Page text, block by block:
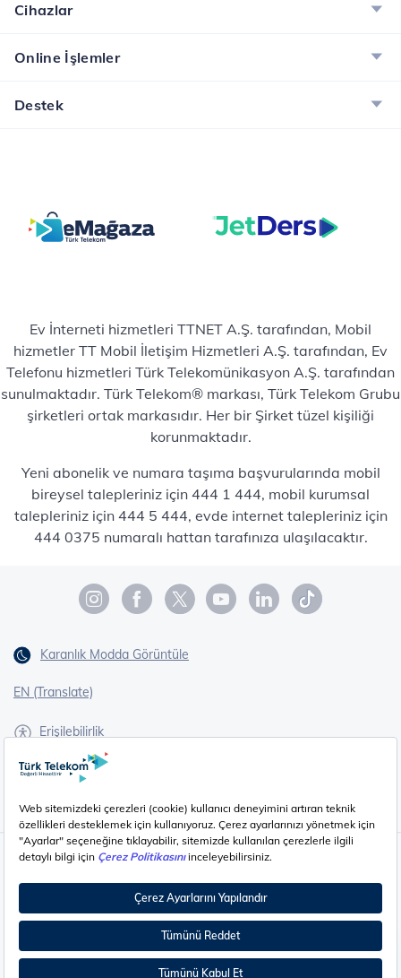
Cihazlar
Online İşlemler
Destek
Ev İnterneti hizmetleri TTNET A.Ş. tarafından, Mobil
hizmetler TT Mobil İletişim Hizmetleri A.Ş. tarafından, Ev
Telefonu hizmetleri Türk Telekomünikasyon A.Ş. tarafından
sunulmaktadır. Türk Telekom® markası, Türk Telekom Grubu
şirketleri ortak markasıdır. Her bir Şirket tüzel kişiliği
korunmaktadır.
Yeni abonelik ve numara taşıma başvurularında mobil
bireysel talepleriniz için 444 1 444, mobil kurumsal
talepleriniz için 444 5 444, evde internet talepleriniz için
444 0375 numaralı hattan tarafınıza ulaşılacaktır.
Karanlık Modda Görüntüle
EN (Translate)
Erişilebilirlik
İşaret Dili Çevirisi
Çerez Ayarları